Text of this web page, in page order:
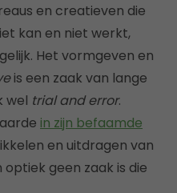
en creatieven die
kan en niet werkt,
Het vormgeven en
is een zaak van lange
wel trial and error.
in zijn befaamde
en uitdragen van
optiek geen zaak is die